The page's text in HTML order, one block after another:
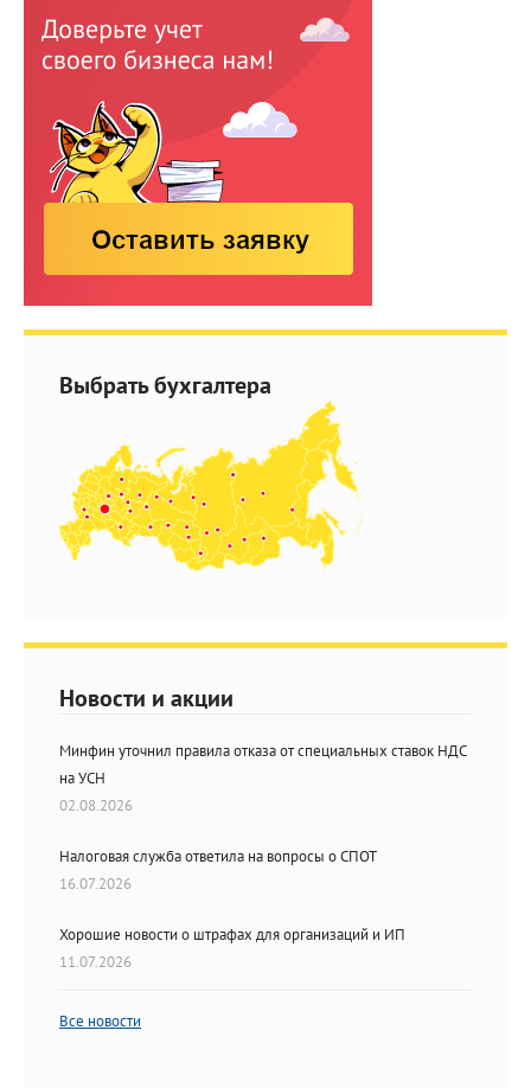
Выбрать бухгалтера
Новости и акции
Минфин уточнил правила отказа от специальных ставок НДС
на УСН
02.08.2026
Налоговая служба ответила на вопросы о СПОТ
16.07.2026
Хорошие новости о штрафах для организаций и ИП
11.07.2026
Все новости